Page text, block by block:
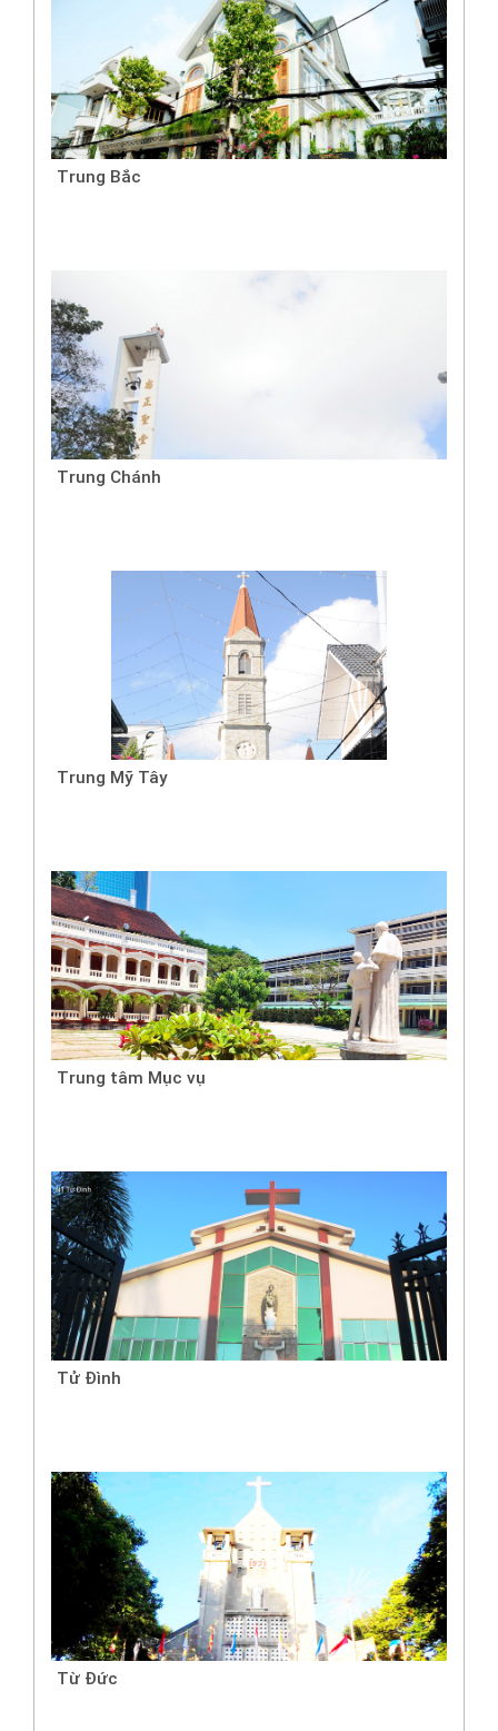
Trung Bắc
Trung Chánh
Trung Mỹ Tây
Trung tâm Mục vụ
Tử Đình
Từ Đức